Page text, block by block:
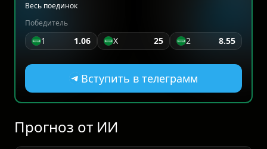
Весь поединок
Победитель
1 1.06 Х 25 2 8.55
Вступить в телеграмм
Прогноз от ИИ